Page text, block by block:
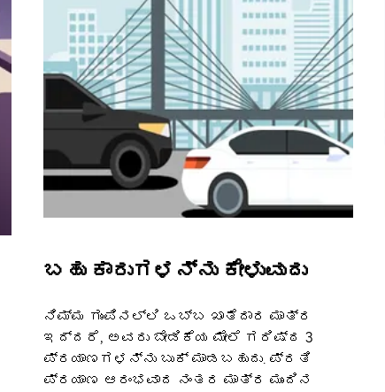
ಬಹು ಕಾರುಗಳನ್ನು ಕೇಳುವುದು
ನಿಮ್ಮ ಗುಂಪಿನಲ್ಲಿ ಒಬ್ಬ ಖಾತೆದಾರ ಮಾತ್ರ
ಇದ್ದರೆ, ಅವರು ಬೇಡಿಕೆಯ ಮೇಲೆ ಗರಿಷ್ಠ 3
ಪ್ರಯಾಣಗಳನ್ನು ಬುಕ್ ಮಾಡಬಹುದು. ಪ್ರತಿ
ಪ್ರಯಾಣ ಆರಂಭವಾದ ನಂತರ ಮಾತ್ರ ಮುಂದಿನ